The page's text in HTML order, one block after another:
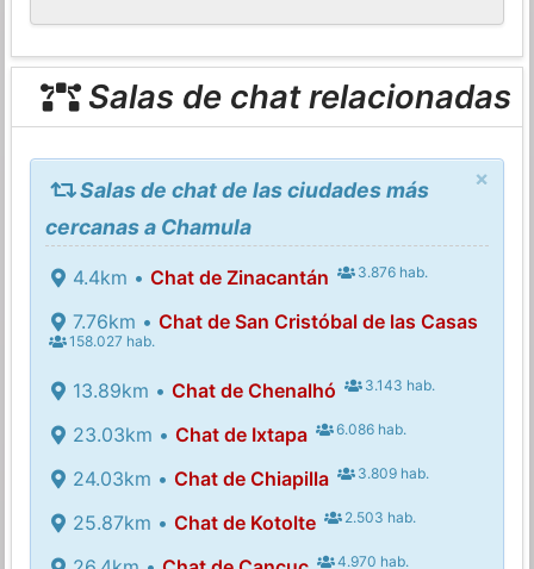
Salas de chat relacionadas
×
Salas de chat de las ciudades más
cercanas a Chamula
4.4km • Chat de Zinacantán 3.876 hab.
7.76km • Chat de San Cristóbal de las Casas
158.027 hab.
13.89km • Chat de Chenalhó 3.143 hab.
23.03km • Chat de Ixtapa 6.086 hab.
24.03km • Chat de Chiapilla 3.809 hab.
25.87km • Chat de Kotolte 2.503 hab.
4.970 hab.